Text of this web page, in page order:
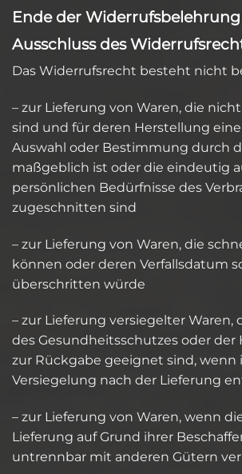
Ende der Widerrufsbelehrung
Ausschluss des
Das Widerrufsrecht besteht nicht
– zur Lieferung von Waren, die
sind und für deren Herstellung
Auswahl oder Bestimmung durch
maßgeblich ist oder die eindeutig
persönlichen Bedürfnisse des
zugeschnitten sind
– zur Lieferung von Waren, die
können oder deren Verfallsdatum
überschritten würde
– zur Lieferung versiegelter Waren,
des Gesundheitsschutzes oder der
zur Rückgabe geeignet sind, wenn
Versiegelung nach der Lieferung
– zur Lieferung von Waren, wenn
Lieferung auf Grund ihrer
untrennbar mit anderen Gütern